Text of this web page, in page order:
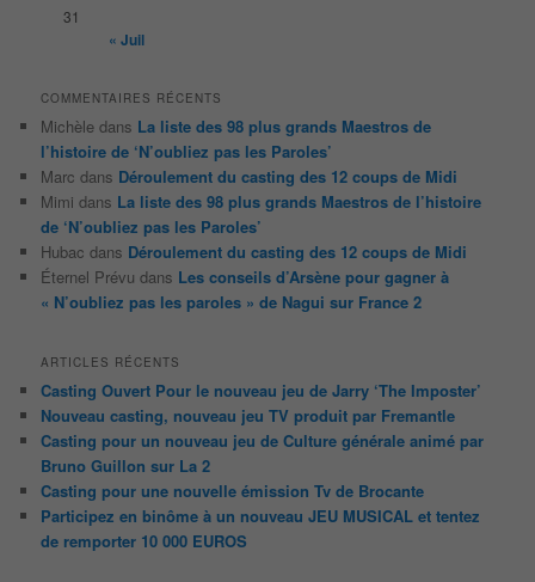
31
« Juil
COMMENTAIRES RÉCENTS
Michèle dans La liste des 98 plus grands Maestros de
l’histoire de ‘N’oubliez pas les Paroles’
Marc dans Déroulement du casting des 12 coups de Midi
Mimi dans La liste des 98 plus grands Maestros de l’histoire
de ‘N’oubliez pas les Paroles’
Hubac dans Déroulement du casting des 12 coups de Midi
Éternel Prévu dans Les conseils d’Arsène pour gagner à
« N’oubliez pas les paroles » de Nagui sur France 2
ARTICLES RÉCENTS
Casting Ouvert Pour le nouveau jeu de Jarry ‘The Imposter’
Nouveau casting, nouveau jeu TV produit par Fremantle
Casting pour un nouveau jeu de Culture générale animé par
Bruno Guillon sur La 2
Casting pour une nouvelle émission Tv de Brocante
Participez en binôme à un nouveau JEU MUSICAL et tentez
de remporter 10 000 EUROS